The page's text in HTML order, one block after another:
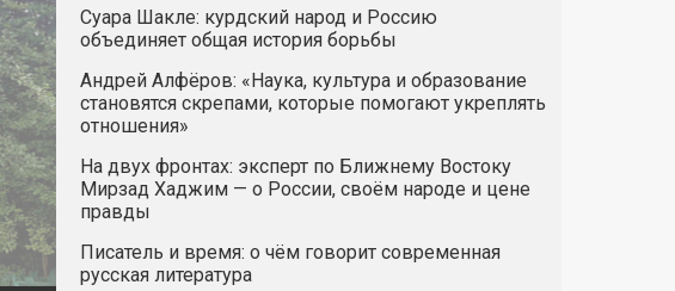
Суара Шакле: курдский народ и Россию
объединяет общая история борьбы
Андрей Алфёров: «Наука, культура и образование
становятся скрепами, которые помогают укреплять
отношения»
На двух фронтах: эксперт по Ближнему Востоку
Мирзад Хаджим — о России, своём народе и цене
правды
Писатель и время: о чём говорит современная
русская литература